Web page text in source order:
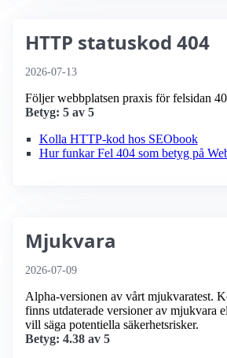
HTTP statuskod 404
2026-07-13
Följer webbplatsen praxis för felsidan
Betyg: 5 av 5
Kolla HTTP-kod hos SEObook
Hur funkar Fel 404 som betyg på
Mjukvara
2026-07-09
Alpha-versionen av vårt mjukvaratest.
finns utdaterade versioner av mjukvara
vill säga potentiella säkerhetsrisker.
Betyg: 4.38 av 5